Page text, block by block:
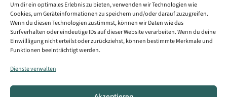
Um dir ein optimales Erlebnis zu bieten, verwenden wir Technologien wie
Cookies, um Geräteinformationen zu speichern und/oder darauf zuzugreifen.
Wenn du diesen Technologien zustimmst, können wir Daten wie das
Surfverhalten oder eindeutige IDs auf dieser Website verarbeiten. Wenn du deine
Einwillligung nicht erteilst oder zurückziehst, können bestimmte Merkmale und
Funktionen beeinträchtigt werden.
Dienste verwalten
Datenschutzerklärung
Impressum
Erklärung zur Barrierefreiheit